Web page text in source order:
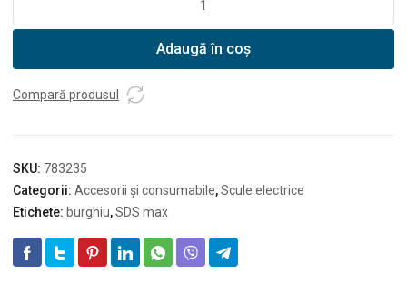
SDS-
FCH
Adaugă în coș
Compară produsul
SKU: 783235
Categorii: Accesorii și consumabile,Scule electrice
Etichete: burghiu,SDS max